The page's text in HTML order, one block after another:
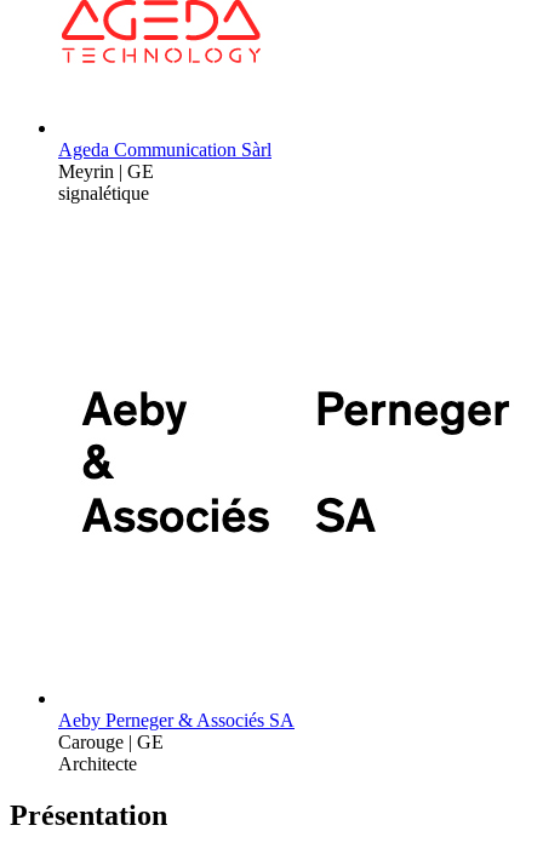
Ageda Communication Sàrl
Meyrin | GE
signalétique
Aeby Perneger & Associés SA
Carouge | GE
Architecte
Présentation